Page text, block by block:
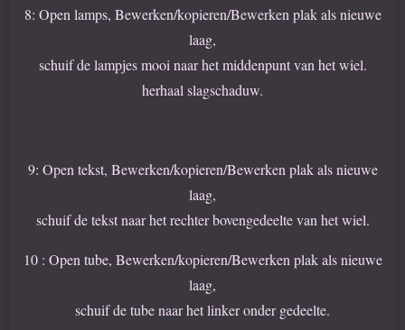
8: Open lamps, Bewerken/kopieren/Bewerken plak als nieuwe
laag,
schuif de lampjes mooi naar het middenpunt van het wiel.
herhaal slagschaduw.
9: Open tekst, Bewerken/kopieren/Bewerken plak als nieuwe
laag,
schuif de tekst naar het rechter bovengedeelte van het wiel.
10 : Open tube, Bewerken/kopieren/Bewerken plak als nieuwe
laag,
schuif de tube naar het linker onder gedeelte.